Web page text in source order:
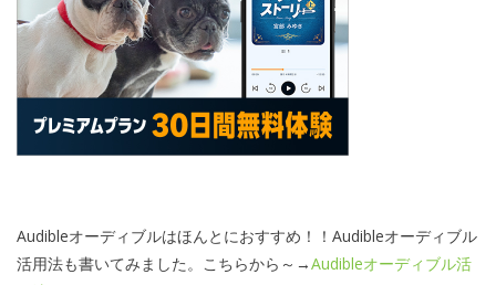
Audibleオーディブルはほんとにおすすめ！！Audibleオーディブル
活用法も書いてみました。こちらから～→Audibleオーディブル活